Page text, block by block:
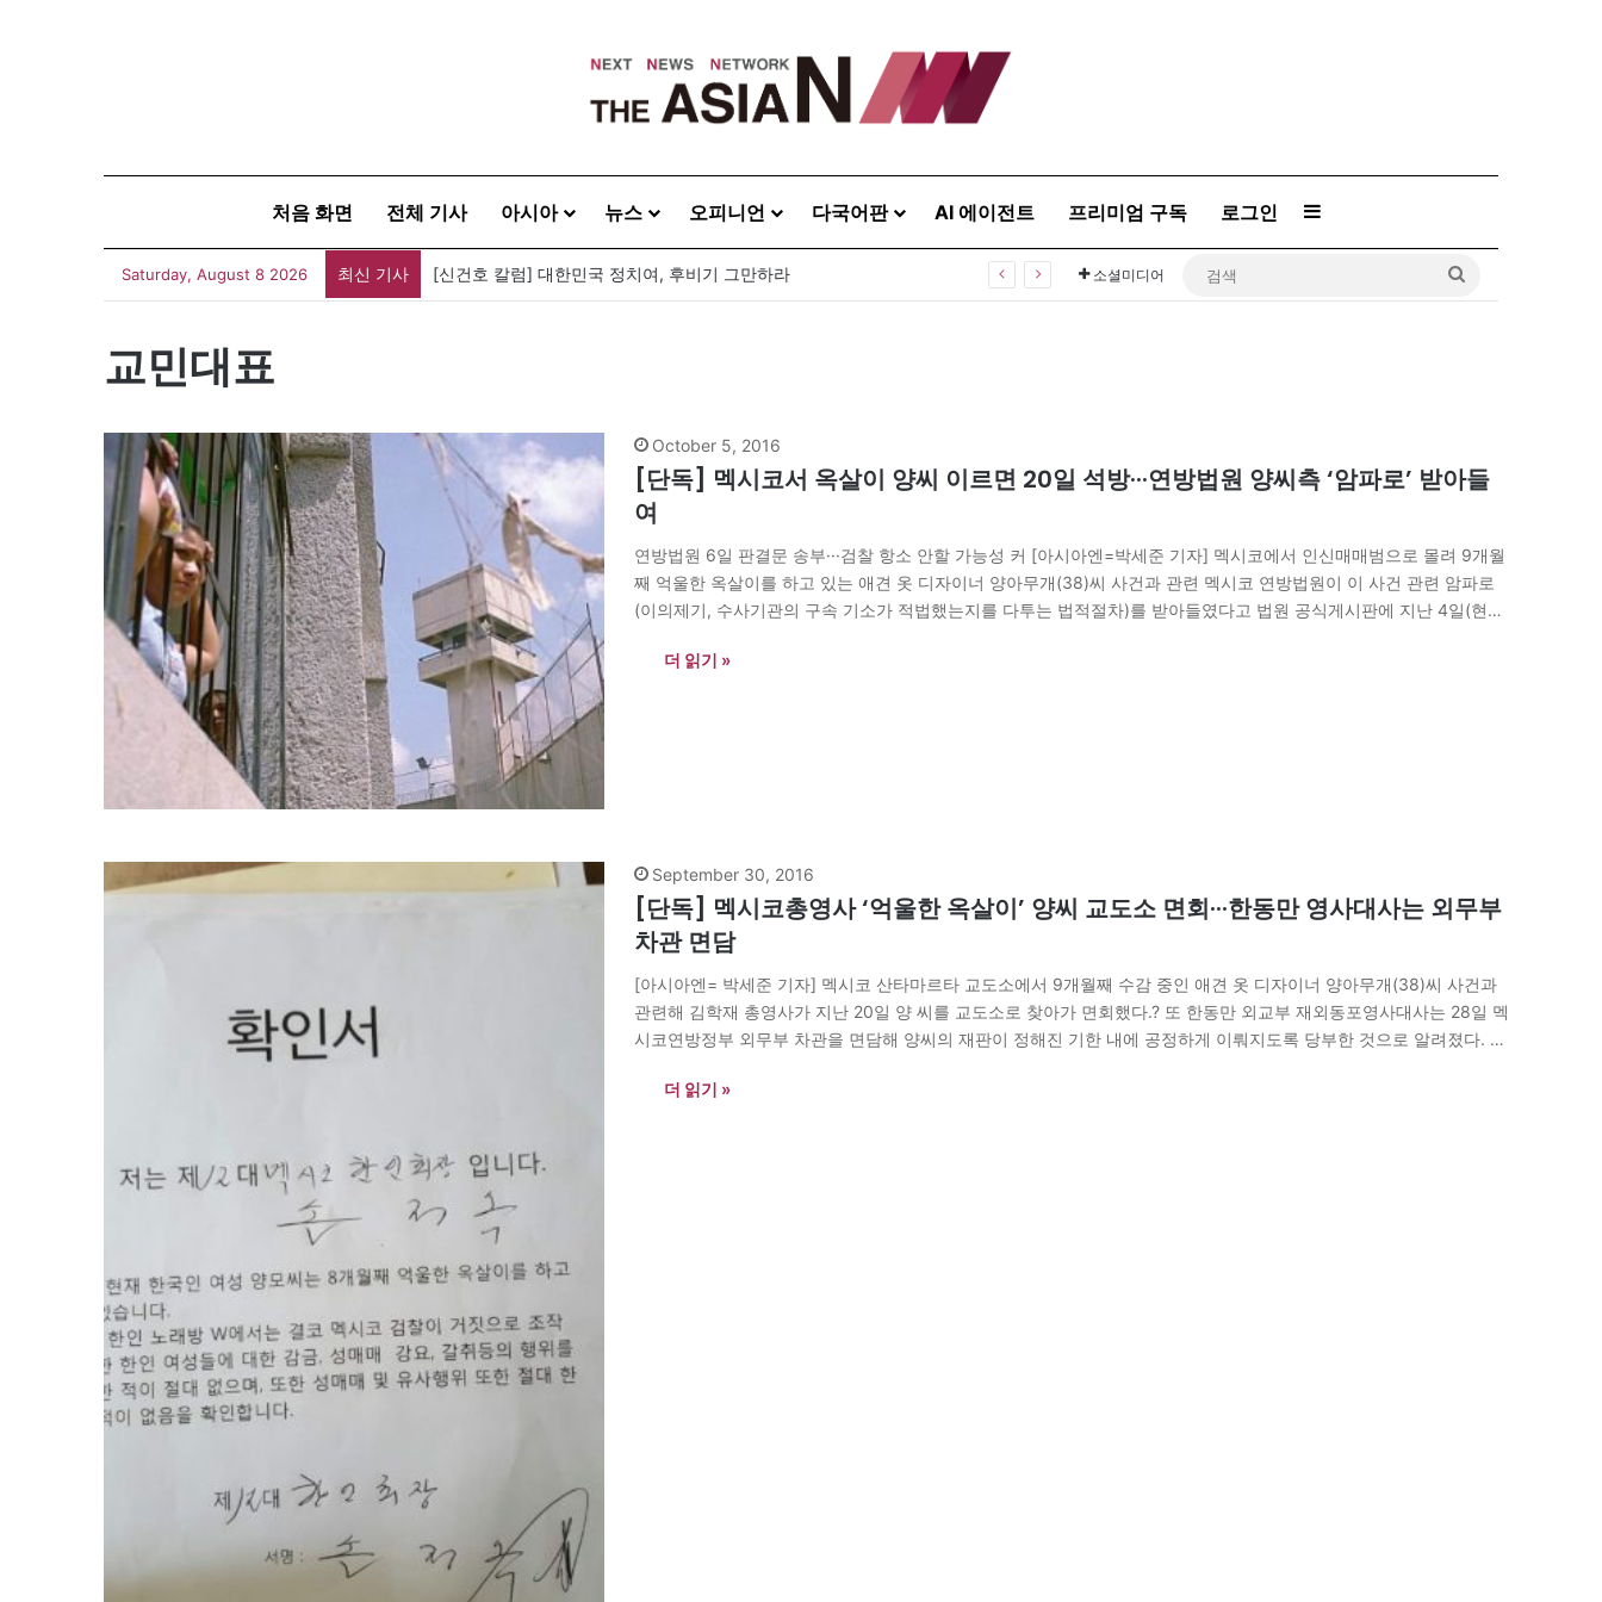
처음 화면 전체 기사 아시아 뉴스 오피니언 다국어판 AI 에이전트 프리미엄 구독 로그인 Sidebar
Saturday, August 8 2026 최신 기사 [신건호 칼럼] 대한민국 정치여, 후비기 그만하라 소셜미디어
교민대표
October 5, 2016
[단독] 멕시코서 옥살이 양씨 이르면 20일 석방···연방법원 양씨측 ‘암파로’ 받아들
여
연방법원 6일 판결문 송부···검찰 항소 안할 가능성 커 [아시아엔=박세준 기자] 멕시코에서 인신매매범으로 몰려 9개월
째 억울한 옥살이를 하고 있는 애견 옷 디자이너 양아무개(38)씨 사건과 관련 멕시코 연방법원이 이 사건 관련 암파로
(이의제기, 수사기관의 구속 기소가 적법했는지를 다투는 법적절차)를 받아들였다고 법원 공식게시판에 지난 4일(현지
더 읽기 »
September 30, 2016
[단독] 멕시코총영사 ‘억울한 옥살이’ 양씨 교도소 면회···한동만 영사대사는 외무부
차관 면담
[아시아엔= 박세준 기자] 멕시코 산타마르타 교도소에서 9개월째 수감 중인 애견 옷 디자이너 양아무개(38)씨 사건과
관련해 김학재 총영사가 지난 20일 양 씨를 교도소로 찾아가 면회했다.? 또 한동만 외교부 재외동포영사대사는 28일 멕
시코연방정부 외무부 차관을 면담해 양씨의 재판이 정해진 기한 내에 공정하게 이뤄지도록 당부한 것으로 알려졌다. 이
더 읽기 »